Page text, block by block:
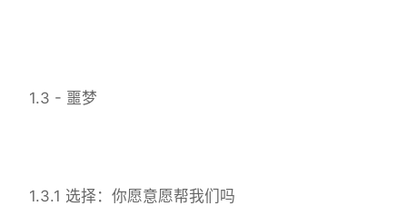
1.3 - 噩梦
1.3.1 选择：你愿意愿帮我们吗